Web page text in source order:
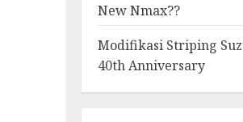
New Nmax??
Modifikasi Striping
40th Anniversary